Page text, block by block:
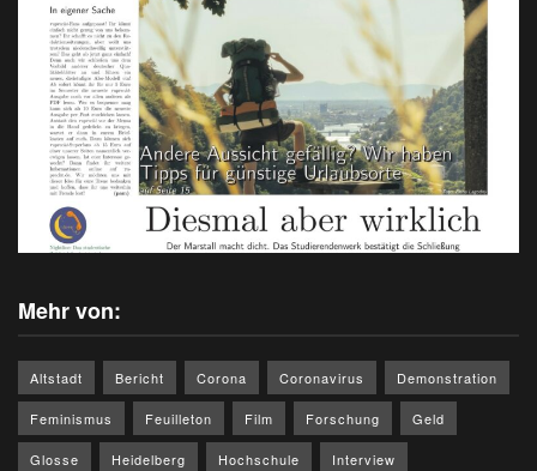
Mehr von:
Altstadt Bericht Corona Coronavirus Demonstration
Feminismus Feuilleton Film Forschung Geld
Glosse Heidelberg Hochschule Interview